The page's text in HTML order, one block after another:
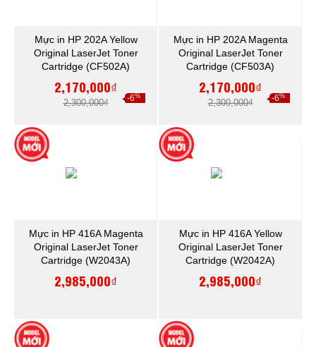
Mực in HP 202A Yellow
Original LaserJet Toner
Cartridge (CF502A)
2,170,000₫
2,300,000₫ -6%
Mực in HP 202A Magenta
Original LaserJet Toner
Cartridge (CF503A)
2,170,000₫
2,300,000₫ -6%
Mực in HP 416A Magenta
Original LaserJet Toner
Cartridge (W2043A)
2,985,000₫
Mực in HP 416A Yellow
Original LaserJet Toner
Cartridge (W2042A)
2,985,000₫